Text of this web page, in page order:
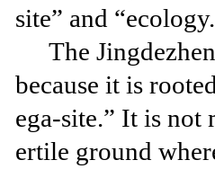
site” and
The
because it is
ega-site.” It is
ertile ground